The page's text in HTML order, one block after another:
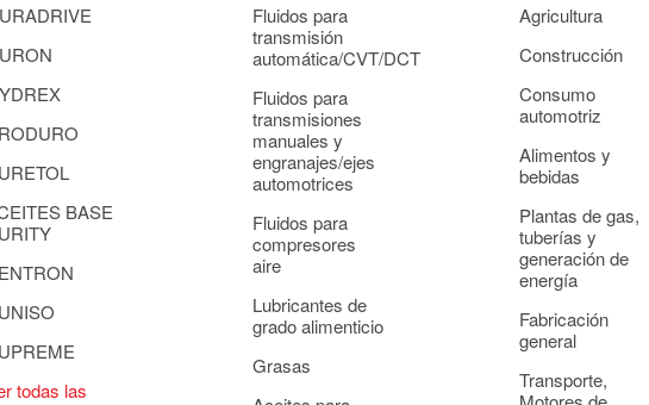
BASE
todas las
Fluidos para
transmisión
automática/CVT/DCT
Fluidos para
transmisiones
manuales y
engranajes/ejes
automotrices
Fluidos para
compresores
aire
Lubricantes de
grado alimenticio
Grasas
Agricultura
Construcción
Consumo
automotriz
Alimentos y
bebidas
Plantas de gas,
tuberías y
generación de
energía
Fabricación
general
Transporte,